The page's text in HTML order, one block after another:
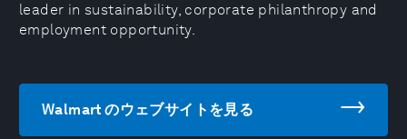
leader in sustainability, corporate philanthropy and
employment opportunity.
Walmart のウェブサイトを見る